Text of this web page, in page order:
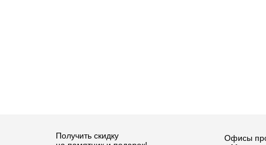
Получить скидку
Офисы